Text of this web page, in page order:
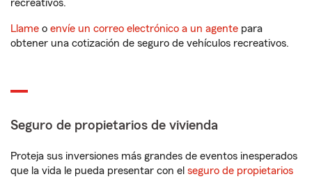
recreativos.
Llame o envíe un correo electrónico a un agente para
obtener una cotización de seguro de vehículos recreativos.
Seguro de propietarios de vivienda
Proteja sus inversiones más grandes de eventos inesperados
que la vida le pueda presentar con el seguro de propietarios